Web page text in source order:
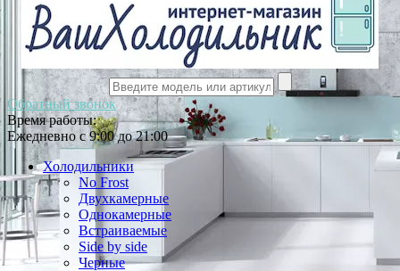
Обратный звонок
Время работы:
Ежедневно с 9:00 до 21:00
Холодильники
No Frost
Двухкамерные
Однокамерные
Встраиваемые
Side by side
Черные